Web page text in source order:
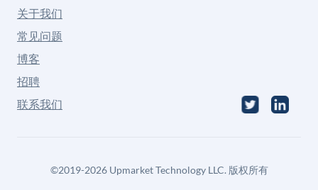
关于我们
常见问题
博客
招聘
联系我们
©2019-2026Upmarket Technology LLC. 版权所有